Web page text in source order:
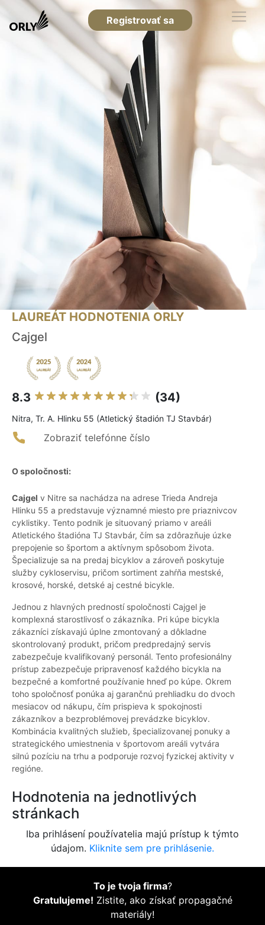
Registrovať sa
LAUREÁT HODNOTENIA ORLY
Cajgel
8.3 (34)
Nitra, Tr. A. Hlinku 55 (Atletický štadión TJ Stavbár)
Zobraziť telefónne číslo
O spoločnosti:
Cajgel v Nitre sa nachádza na adrese Trieda Andreja
Hlinku 55 a predstavuje významné miesto pre priaznivcov
cyklistiky. Tento podnik je situovaný priamo v areáli
Atletického štadióna TJ Stavbár, čím sa zdôrazňuje úzke
prepojenie so športom a aktívnym spôsobom života.
Špecializuje sa na predaj bicyklov a zároveň poskytuje
služby cykloservisu, pričom sortiment zahŕňa mestské,
krosové, horské, detské aj cestné bicykle.
Jednou z hlavných predností spoločnosti Cajgel je
komplexná starostlivosť o zákazníka. Pri kúpe bicykla
zákazníci získavajú úplne zmontovaný a dôkladne
skontrolovaný produkt, pričom predpredajný servis
zabezpečuje kvalifikovaný personál. Tento profesionálny
prístup zabezpečuje pripravenosť každého bicykla na
bezpečné a komfortné používanie hneď po kúpe. Okrem
toho spoločnosť ponúka aj garančnú prehliadku do dvoch
mesiacov od nákupu, čím prispieva k spokojnosti
zákazníkov a bezproblémovej prevádzke bicyklov.
Kombinácia kvalitných služieb, špecializovanej ponuky a
strategického umiestnenia v športovom areáli vytvára
silnú pozíciu na trhu a podporuje rozvoj fyzickej aktivity v
regióne.
Hodnotenia na jednotlivých
stránkach
Iba prihlásení používatelia majú prístup k týmto
údajom. Kliknite sem pre prihlásenie.
To je tvoja firma?
Gratulujeme! Zistite, ako získať propagačné
materiály!